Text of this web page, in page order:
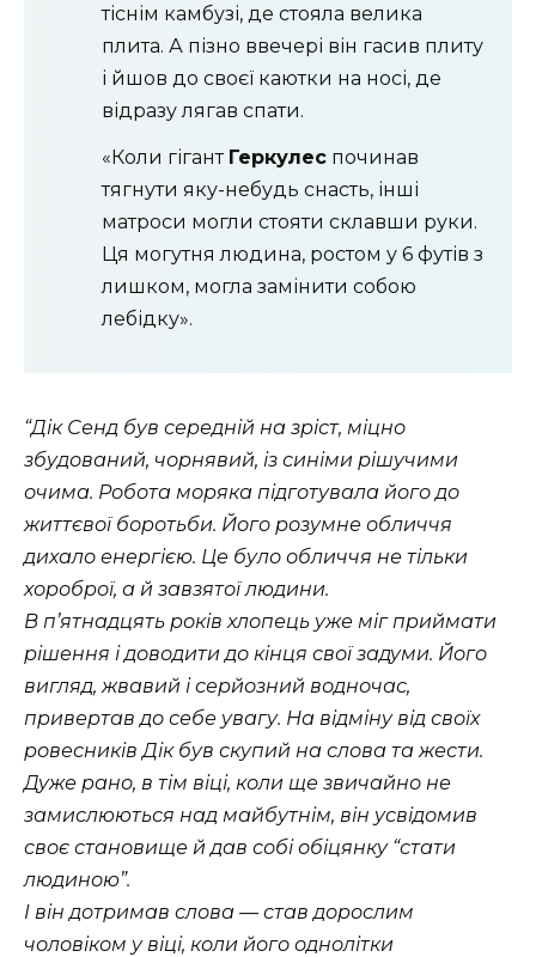
тіснім камбузі, де стояла велика
плита. А пізно ввечері він гасив плиту
і йшов до своєї каютки на носі, де
відразу лягав спати.
«Коли гігант Геркулес починав
тягнути яку-небудь снасть, інші
матроси могли стояти склавши руки.
Ця могутня людина, ростом у 6 футів з
лишком, могла замінити собою
лебідку».
“Дік Сенд був середній на зріст, міцно
збудований, чорнявий, із синіми рішучими
очима. Робота моряка підготувала його до
життєвої боротьби. Його розумне обличчя
дихало енергією. Це було обличчя не тільки
хороброї, а й завзятої людини.
В п’ятнадцять років хлопець уже міг приймати
рішення і доводити до кінця свої задуми. Його
вигляд, жвавий і серйозний водночас,
привертав до себе увагу. На відміну від своїх
ровесників Дік був скупий на слова та жести.
Дуже рано, в тім віці, коли ще звичайно не
замислюються над майбутнім, він усвідомив
своє становище й дав собі обіцянку “стати
людиною”.
І він дотримав слова — став дорослим
чоловіком у віці, коли його однолітки